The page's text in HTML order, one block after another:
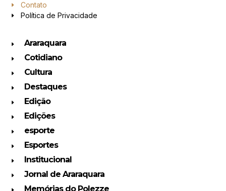
Contato
Política de Privacidade
Araraquara
Cotidiano
Cultura
Destaques
Edição
Edições
esporte
Esportes
Institucional
Jornal de Araraquara
Memórias do Polezze